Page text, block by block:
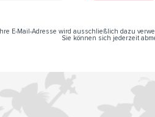
Ihre E-Mail-Adresse wird ausschließlich dazu
Sie können sich jederzeit